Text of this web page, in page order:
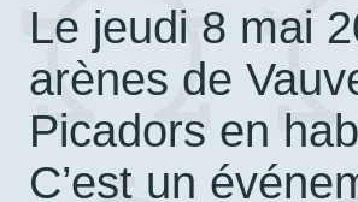
Le jeudi 8 mai
arènes de
Picadors en
C’est un